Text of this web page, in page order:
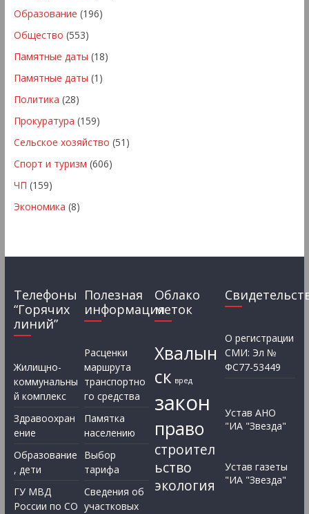
Образование (196)
Общество (553)
Памятные даты (18)
Памятные даты (1)
Политика (28)
Прокуратура (159)
Сельское хозяйство (51)
Спорт и туризм (606)
ЧП (159)
Экономика (8)
Телефоны
“Горячих
линий”
Жилищно-
коммунальны
й комплекс
Здравоохран
ение
Образование
, дети
ГУ МВД
России по СО
Полезная
информация
Расценки
маршрута
транспортно
го средства
Памятка
населению
Выбор
тарифа
Сведения об
участковых
Облако
меток
Хвалын
ск вред
закон
право
строител
ьство
экология
О регистрации
СМИ: Эл №
ФС77-53449
Устав АНО
"ИА "Звезда"
Устав газеты
"ИА "Звезда"